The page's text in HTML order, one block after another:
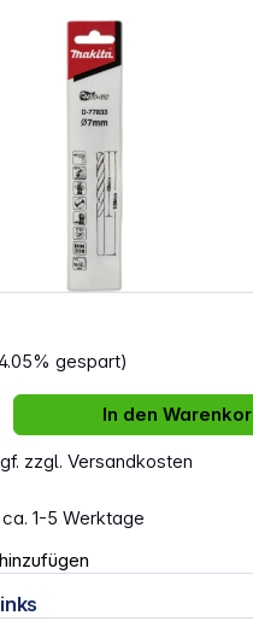
gespart)
zzgl. Versandkosten
1-5 Werktage
Gib denIn den